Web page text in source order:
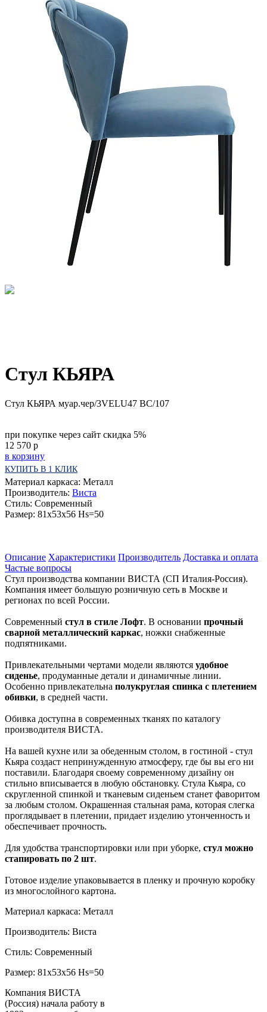
Стул КЬЯРА
Стул КЬЯРА муар.чер/3VELU47 ВС/107
при покупке через сайт скидка 5%
12 570 р
в корзину
КУПИТЬ В 1 КЛИК
Материал каркаса: Металл
Производитель: Виста
Стиль: Современный
Размер: 81х53х56 Hs=50
Описание Характеристики Производитель Доставка и оплата
Частые вопросы
Стул производства компании ВИСТА (СП Италия-Россия).
Компания имеет большую розничную сеть в Москве и
регионах по всей России.
Современный стул в стиле Лофт. В основании прочный
сварной металлический каркас, ножки снабженные
подпятниками.
Привлекательными чертами модели являются удобное
сиденье, продуманные детали и динамичные линии.
Особенно привлекательна полукруглая спинка с плетением
обивки, в средней части.
Обивка доступна в современных тканях по каталогу
производителя ВИСТА.
На вашей кухне или за обеденным столом, в гостиной - стул
Кьяра создаст непринужденную атмосферу, где бы вы его ни
поставили. Благодаря своему современному дизайну он
стильно вписывается в любую обстановку. Стула Кьяра, со
скругленной спинкой и тканевым сиденьем станет фаворитом
за любым столом. Окрашенная стальная рама, которая слегка
проглядывает в плетении, придает изделию утонченность и
обеспечивает прочность.
Для удобства транспортировки или при уборке, стул можно
стапировать по 2 шт.
Готовое изделие упаковывается в пленку и прочную коробку
из многослойного картона.
Материал каркаса: Металл
Производитель: Виста
Стиль: Современный
Размер: 81х53х56 Hs=50
Компания ВИСТА
(Россия) начала работу в